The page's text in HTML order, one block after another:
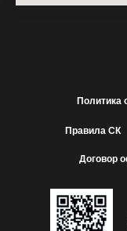
Договор
Политика
Правила СК